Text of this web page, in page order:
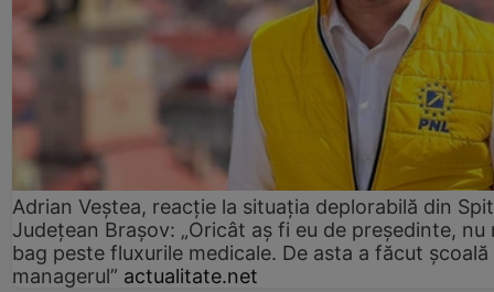
Adrian Veștea, reacție la situația deplorabilă din
Județean Brașov: „Oricât aș fi eu de președinte, nu
bag peste fluxurile medicale. De asta a făcut școală
managerul” actualitate.net